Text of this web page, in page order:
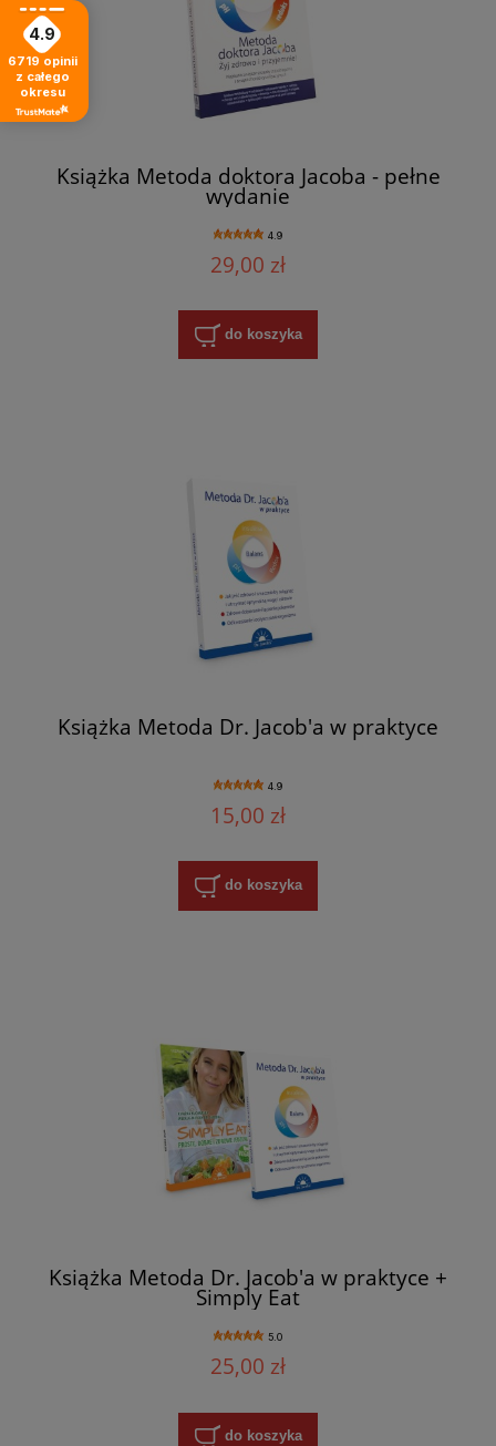
Książka Metoda doktora Jacoba - pełne
wydanie
4.9
29,00 zł
do koszyka
Książka Metoda Dr. Jacob'a w praktyce
4.9
15,00 zł
do koszyka
Książka Metoda Dr. Jacob'a w praktyce +
Simply Eat
5.0
25,00 zł
do koszyka
4.9
6719 opinii
z całego
okresu